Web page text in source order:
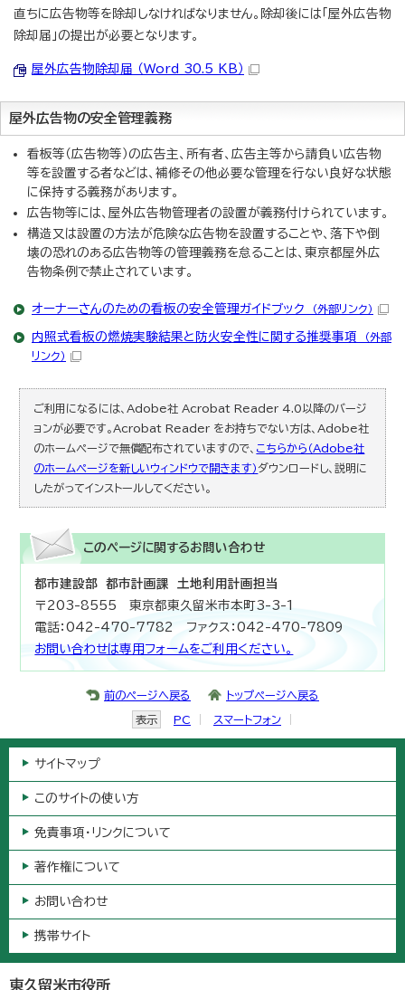
直ちに広告物等を除却しなければなりません。除却後には「屋外広告物
除却届」の提出が必要となります。
屋外広告物除却届 （Word 30.5 KB）
屋外広告物の安全管理義務
看板等（広告物等）の広告主、所有者、広告主等から請負い広告物
等を設置する者などは、補修その他必要な管理を行ない良好な状態
に保持する義務があります。
広告物等には、屋外広告物管理者の設置が義務付けられています。
構造又は設置の方法が危険な広告物を設置することや、落下や倒
壊の恐れのある広告物等の管理義務を怠ることは、東京都屋外広
告物条例で禁止されています。
オーナーさんのための看板の安全管理ガイドブック （外部リンク）
内照式看板の燃焼実験結果と防火安全性に関する推奨事項
（外部
リンク）
ご利用になるには、Adobe社 Acrobat Reader 4.0以降のバージ
ョンが必要です。Acrobat Reader をお持ちでない方は、Adobe社
のホームページで無償配布されていますので、 こちらから（Adobe社
のホームページを新しいウィンドウで開きます）ダウンロードし、説明に
したがってインストールしてください。
このページに関するお問い合わせ
都市建設部 都市計画課 土地利用計画担当
〒203-8555 東京都東久留米市本町3-3-1
電話：042-470-7782 ファクス：042-470-7809
お問い合わせは専用フォームをご利用ください。
前のページへ戻る トップページへ戻る
表示 PC スマートフォン
サイトマップ
このサイトの使い方
免責事項・リンクについて
著作権について
お問い合わせ
携帯サイト
東久留米市役所